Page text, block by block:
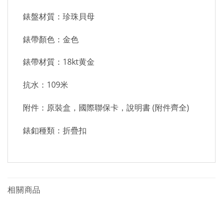
錶盤材質：珍珠貝母
錶帶顏色：金色
錶帶材質：18kt黄金
抗水：109米
附件：原裝盒，國際聯保卡，說明書 (附件齊全)
錶釦種類：折疊扣
相關商品